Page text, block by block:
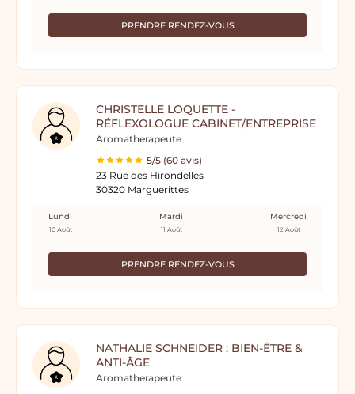
PRENDRE RENDEZ-VOUS
CHRISTELLE LOQUETTE -
RÉFLEXOLOGUE CABINET/ENTREPRISE
Aromatherapeute
5/5 (60 avis)
23 Rue des Hirondelles
30320 Marguerittes
PRENDRE RENDEZ-VOUS
Lundi
10 Août
Mardi
11 Août
Mercredi
12 Août
NATHALIE SCHNEIDER : BIEN-ÊTRE &
ANTI-ÂGE
Aromatherapeute